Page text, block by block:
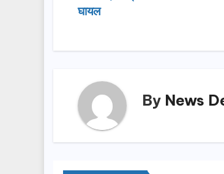
b
o
d
n
navigation
घायल
By News